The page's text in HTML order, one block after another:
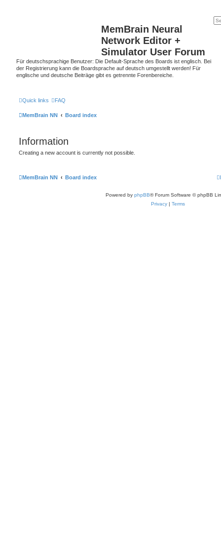
MemBrain Neural
Network Editor +
Simulator User Forum
Für deutschsprachige Benutzer: Die Default-Sprache des Boards ist englisch. Bei
der Registrierung kann die Boardsprache auf deutsch umgestellt werden! Für
englische und deutsche Beiträge gibt es getrennte Forenbereiche.
Quick links FAQ
MemBrain NN Board index
Information
Creating a new account is currently not possible.
MemBrain NN Board index
Powered by phpBB® Forum Software © phpBB
Privacy | Terms